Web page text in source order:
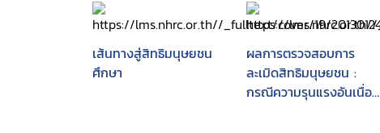
เส้นทางสู่สิทธิมนุษยชน
ศึกษา
ผลการตรวจสอบการ
ละเมิดสิทธิมนุษยชน :
กรณีความรุนแรงอันเนื่อง